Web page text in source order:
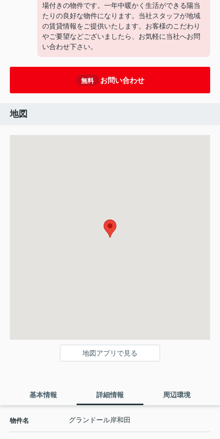
場付きの物件です。一年中暖かく生活ができる陽当
たりの良好な物件になります。当社スタッフが地域
の賃貸情報をご提供いたします。お客様のこだわり
やご要望などございましたら、お気軽に当社へお問
い合わせ下さい。
無料 お問い合わせ
地図
地図アプリで見る
基本情報 詳細情報 周辺環境
物件名 グランドール岸和田